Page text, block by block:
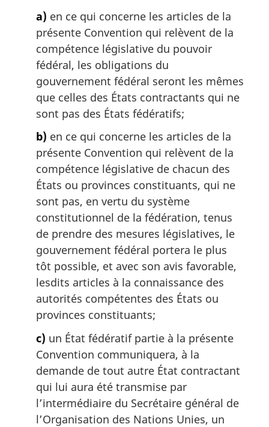
a) en ce qui concerne les articles de la
présente Convention qui relèvent de la
compétence législative du pouvoir
fédéral, les obligations du
gouvernement fédéral seront les mêmes
que celles des États contractants qui ne
sont pas des États fédératifs;
b) en ce qui concerne les articles de la
présente Convention qui relèvent de la
compétence législative de chacun des
États ou provinces constituants, qui ne
sont pas, en vertu du système
constitutionnel de la fédération, tenus
de prendre des mesures législatives, le
gouvernement fédéral portera le plus
tôt possible, et avec son avis favorable,
lesdits articles à la connaissance des
autorités compétentes des États ou
provinces constituants;
c) un État fédératif partie à la présente
Convention communiquera, à la
demande de tout autre État contractant
qui lui aura été transmise par
l’intermédiaire du Secrétaire général de
l’Organisation des Nations Unies, un